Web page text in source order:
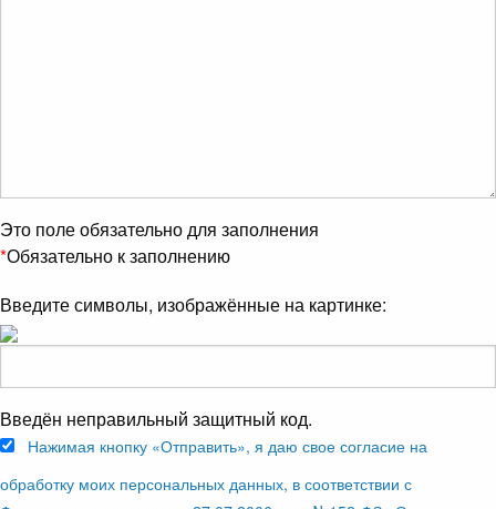
Это поле обязательно для заполнения
*Обязательно к заполнению
Введите символы, изображённые на картинке:
Введён неправильный защитный код.
Нажимая кнопку «Отправить», я даю свое согласие на
обработку моих персональных данных, в соответствии с